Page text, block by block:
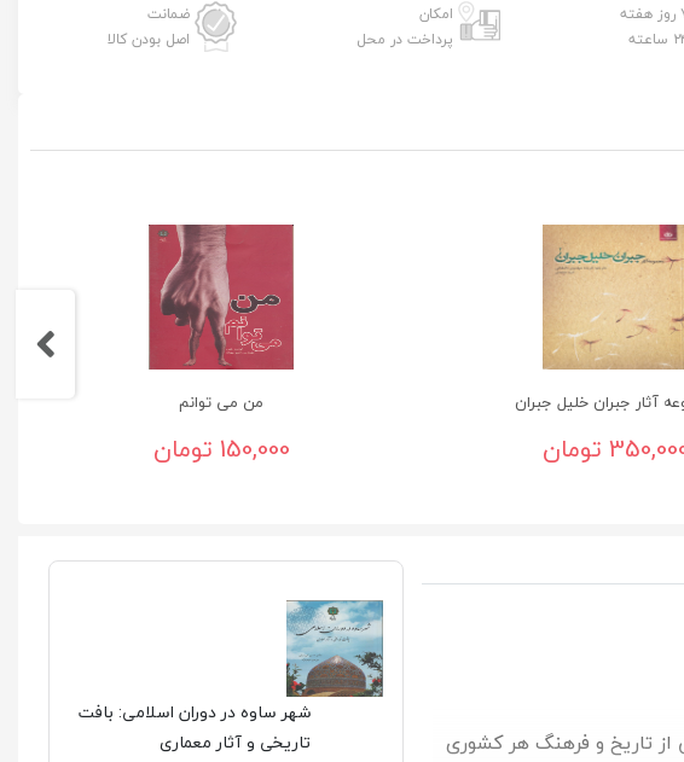
امکان
پرداخت در محل
ضمانت
اصل بودن کالا
آثار جبران خلیل جبران
تومان
من می توانم
150,000 تومان
از تاریخ و فرهنگ هر کشوری
شهر ساوه در دوران اسلامی: بافت
تاریخی و آثار معماری